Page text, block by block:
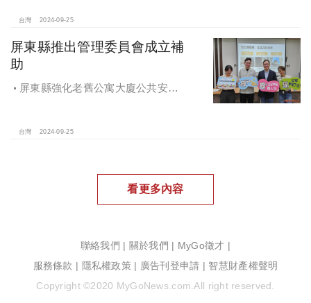
台灣 2024-09-25
屏東縣推出管理委員會成立補
助
屏東縣強化老舊公寓大廈公共安全
台灣 2024-09-25
看更多內容
聯絡我們 關於我們 MyGo徵才
服務條款
隱私權政策 廣告刊登申請
智慧財產權聲明
Copyright ©2020 MyGoNews.com.All right reserved.